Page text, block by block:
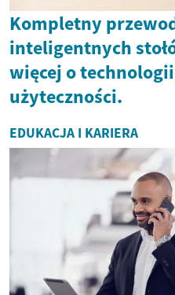
Kompletny
inteligentnych
więcej o
użyteczności.
EDUKACJA I KARIERA